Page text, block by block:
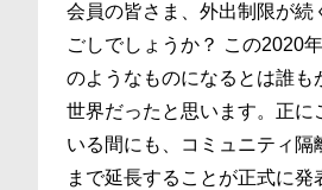
会員の皆さま、外出制限が続
ごしでしょうか？ この2020
のようなものになるとは誰も
世界だったと思います。正に
いる間にも、コミュニティ隔
まで延長することが正式に発